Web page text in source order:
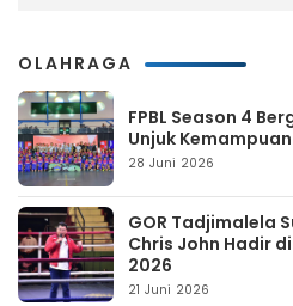
OLAHRAGA
FPBL Season 4
Unjuk Kemampuan
28 Juni 2026
GOR Tadjimalela
Chris John Hadir
2026
21 Juni 2026